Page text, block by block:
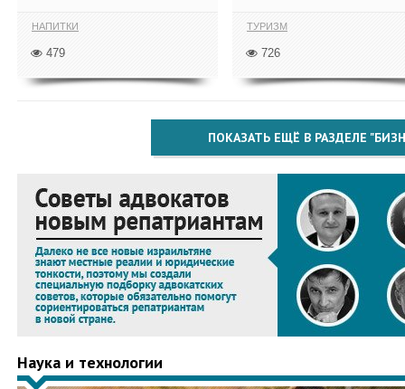
НАПИТКИ
479
ТУРИЗМ
726
ПОКАЗАТЬ ЕЩЁ В РАЗДЕЛЕ
Наука и технологии